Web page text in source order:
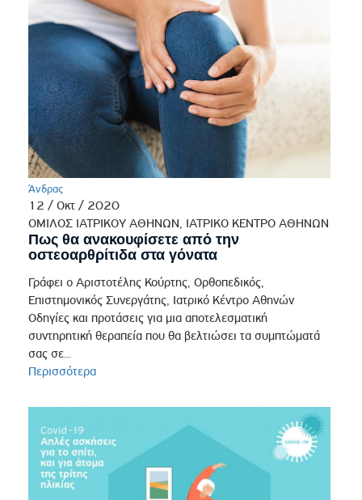
Άνδρας
12 / Οκτ / 2020
ΟΜΙΛΟΣ ΙΑΤΡΙΚΟΥ ΑΘΗΝΩΝ, ΙΑΤΡΙΚΟ ΚΕΝΤΡΟ ΑΘΗΝΩΝ
Πως θα ανακουφίσετε από την
οστεοαρθρίτιδα στα γόνατα
Γράφει ο Αριστοτέλης Κούρτης, Ορθοπεδικός,
Επιστημονικός Συνεργάτης, Ιατρικό Κέντρο Αθηνών
Οδηγίες και προτάσεις για μια αποτελεσματική
συντηρητική θεραπεία που θα βελτιώσει τα συμπτώματά
σας σε...
Περισσότερα